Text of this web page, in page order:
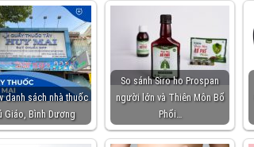
danh sách nhà thuốc
Giáo, Bình Dương
So sánh Siro ho Prospan
người lớn và Thiên Môn Bổ
Phổi…